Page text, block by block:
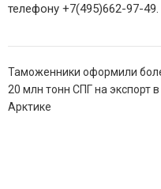
телефону +7(495)662-97-49.
Навигация
по
записям
Таможенники оформили
20 млн тонн СПГ на экспорт в
Арктике